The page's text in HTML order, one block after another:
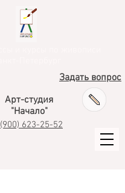
Арт-студия
"Начало"
(900) 623-25-52
Задать вопрос